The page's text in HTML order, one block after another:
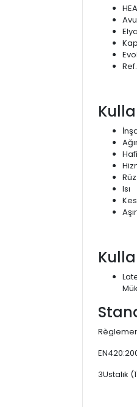
Isı
3Ustalık